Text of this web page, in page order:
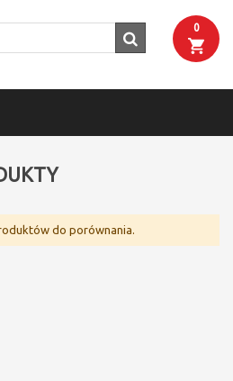
0
do porównania.